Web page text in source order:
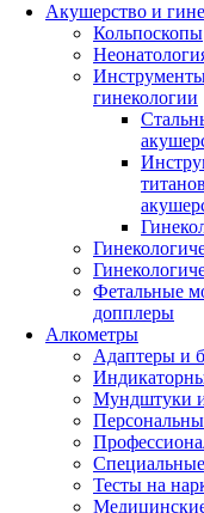
Акушерство и
Кольпоскопы
гинекологии
Фетальные
допплеры
Алкометры
Адаптеры и
Мундштуки
Тесты на